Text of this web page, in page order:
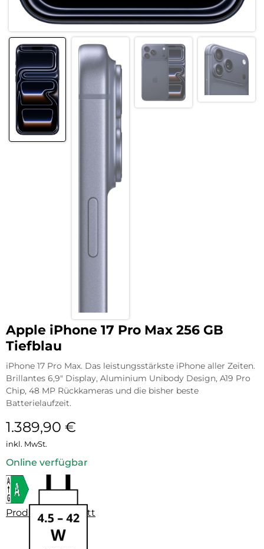
Apple iPhone 17 Pro Max 256 GB
Tiefblau
iPhone 17 Pro Max. Das leistungsstärkste iPhone aller Zeiten.
Brillantes 6,9″ Display, Aluminium Unibody Design, A19 Pro
Chip, 48 MP Rückkameras und die bisher beste
Batterielaufzeit.
1.389,90 €
inkl. MwSt.
Online verfügbar
Produktdatenblatt